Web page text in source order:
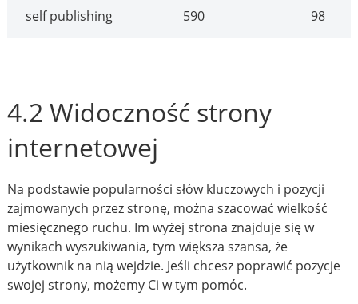
self publishing 590 98
4.2 Widoczność strony
internetowej
Na podstawie popularności słów kluczowych i pozycji
zajmowanych przez stronę, można szacować wielkość
miesięcznego ruchu. Im wyżej strona znajduje się w
wynikach wyszukiwania, tym większa szansa, że
użytkownik na nią wejdzie. Jeśli chcesz poprawić pozycje
swojej strony, możemy Ci w tym pomóc.